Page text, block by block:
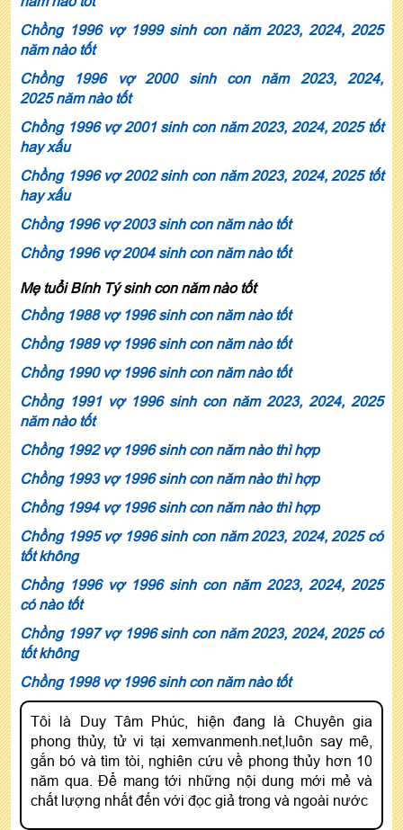
Chồng 1996 vợ 1999 sinh con năm 2023, 2024, 2025
năm nào tốt
Chồng 1996 vợ 2000 sinh con năm 2023, 2024,
2025 năm nào tốt
Chồng 1996 vợ 2001 sinh con năm 2023, 2024, 2025 tốt
hay xấu
Chồng 1996 vợ 2002 sinh con năm 2023, 2024, 2025 tốt
hay xấu
Chồng 1996 vợ 2003 sinh con năm nào tốt
Chồng 1996 vợ 2004 sinh con năm nào tốt
Mẹ tuổi Bính Tý sinh con năm nào tốt
Chồng 1988 vợ 1996 sinh con năm nào tốt
Chồng 1989 vợ 1996 sinh con năm nào tốt
Chồng 1990 vợ 1996 sinh con năm nào tốt
Chồng 1991 vợ 1996 sinh con năm 2023, 2024, 2025
năm nào tốt
Chồng 1992 vợ 1996 sinh con năm nào thì hợp
Chồng 1993 vợ 1996 sinh con năm nào thì hợp
Chồng 1994 vợ 1996 sinh con năm nào thì hợp
Chồng 1995 vợ 1996 sinh con năm 2023, 2024, 2025 có
tốt không
Chồng 1996 vợ 1996 sinh con năm 2023, 2024, 2025
có nào tốt
Chồng 1997 vợ 1996 sinh con năm 2023, 2024, 2025 có
tốt không
Chồng 1998 vợ 1996 sinh con năm nào tốt
Tôi là Duy Tâm Phúc, hiện đang là Chuyên gia
phong thủy, tử vi tại xemvanmenh.net,luôn say mê,
gắn bó và tìm tòi, nghiên cứu về phong thủy hơn 10
năm qua. Để mang tới những nội dung mới mẻ và
chất lượng nhất đến với đọc giả trong và ngoài nước